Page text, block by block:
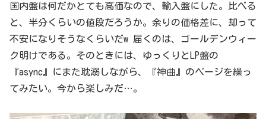
国内盤は何だかとても高価なので、輸入盤にした。比べる
と、半分くらいの値段だろうか。余りの価格差に、却って
不安になりそうなくらいだw 届くのは、ゴールデンウィー
ク明けである。そのときには、ゆっくりとLP盤の
『async』にまた耽溺しながら、『神曲』のページを繰っ
てみたい。今から楽しみだ…。